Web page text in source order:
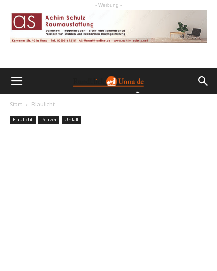
- Werbung -
Start Blaulicht
Blaulicht Polizei Unfall